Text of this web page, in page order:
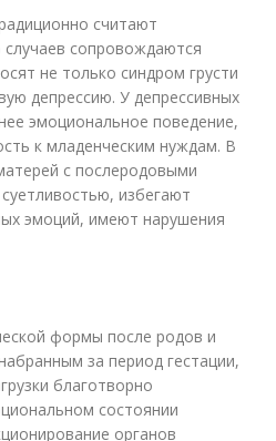
считают
сопровождаются
не только синдром грусти
депрессию. У депрессивных
эмоциональное поведение,
к младенческим нуждам. В
с послеродовыми
избегают
эмоций, имеют нарушения
формы после родов и
за период гестации,
благотворно
состоянии
органов